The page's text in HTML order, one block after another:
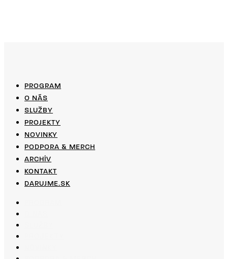
PROGRAM
O NÁS
SLUŽBY
PROJEKTY
NOVINKY
PODPORA & MERCH
ARCHÍV
KONTAKT
DARUJME.SK